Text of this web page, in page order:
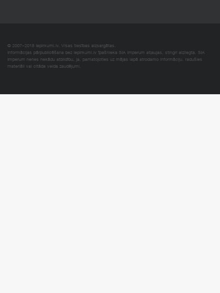
© 2007–2018 Iepirkumi.lv. Visas tiesības aizsargātas.
Informācijas pārpublicēšana bez iepirkumi.lv īpašnieka SIA Imperum atļaujas, stingri aizliegta. SIA
Imperum nenes nekādu atbildību, ja, pamatojoties uz mājas lapā atrodamo informāciju, radušies
materiāli vai citāda veida zaudējumi.